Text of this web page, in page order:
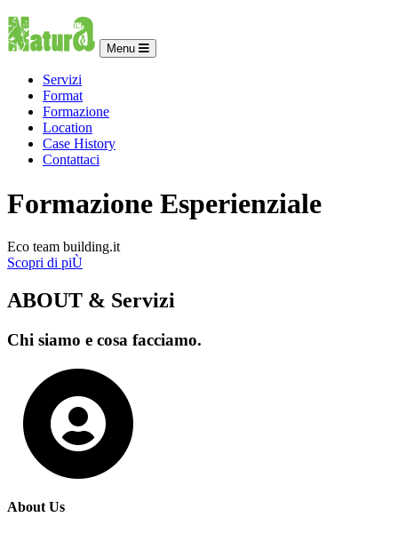
Menu
Servizi
Format
Formazione
Location
Case History
Contattaci
Formazione Esperienziale
Eco team building.it
Scopri di piÙ
ABOUT & Servizi
Chi siamo e cosa facciamo.
About Us